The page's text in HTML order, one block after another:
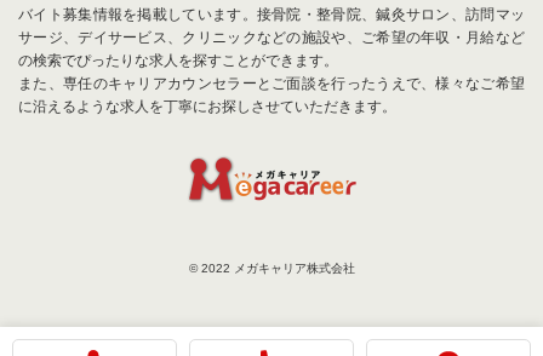
バイト募集情報を掲載しています。接骨院・整骨院、鍼灸サロン、訪問マッ
サージ、デイサービス、クリニックなどの施設や、ご希望の年収・月給など
の検索でぴったりな求人を探すことができます。
また、専任のキャリアカウンセラーとご面談を行ったうえで、様々なご希望
に沿えるような求人を丁寧にお探しさせていただきます。
© 2022 メガキャリア株式会社